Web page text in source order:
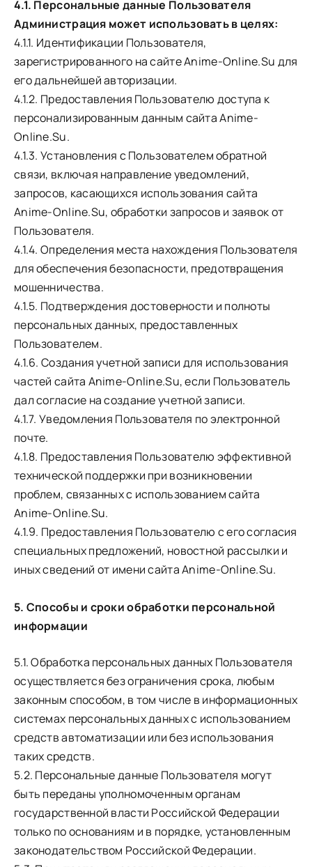
4.1. Персональные данные Пользователя
Администрация может использовать в целях:
4.1.1. Идентификации Пользователя,
зарегистрированного на сайте Anime-Online.Su для
его дальнейшей авторизации.
4.1.2. Предоставления Пользователю доступа к
персонализированным данным сайта Anime-
Online.Su.
4.1.3. Установления с Пользователем обратной
связи, включая направление уведомлений,
запросов, касающихся использования сайта
Anime-Online.Su, обработки запросов и заявок от
Пользователя.
4.1.4. Определения места нахождения Пользователя
для обеспечения безопасности, предотвращения
мошенничества.
4.1.5. Подтверждения достоверности и полноты
персональных данных, предоставленных
Пользователем.
4.1.6. Создания учетной записи для использования
частей сайта Anime-Online.Su, если Пользователь
дал согласие на создание учетной записи.
4.1.7. Уведомления Пользователя по электронной
почте.
4.1.8. Предоставления Пользователю эффективной
технической поддержки при возникновении
проблем, связанных с использованием сайта
Anime-Online.Su.
4.1.9. Предоставления Пользователю с его согласия
специальных предложений, новостной рассылки и
иных сведений от имени сайта Anime-Online.Su.
5. Способы и сроки обработки персональной
информации
5.1. Обработка персональных данных Пользователя
осуществляется без ограничения срока, любым
законным способом, в том числе в информационных
системах персональных данных с использованием
средств автоматизации или без использования
таких средств.
5.2. Персональные данные Пользователя могут
быть переданы уполномоченным органам
государственной власти Российской Федерации
только по основаниям и в порядке, установленным
законодательством Российской Федерации.